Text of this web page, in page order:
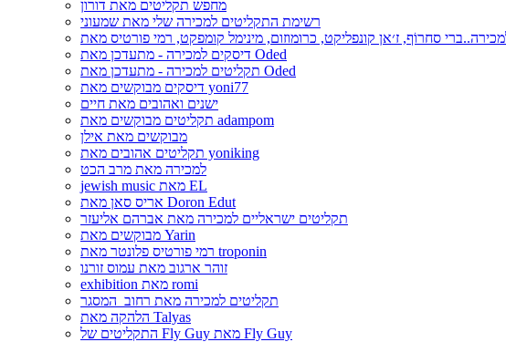
מחפש תקליטים מאת דורון
רשימת התקליטים למכירה שלי מאת שמעוני
דיסקים למכירה - מתעדכן מאת Oded
תקליטים למכירה - מתעדכן מאת Oded
דיסקים מבוקשים מאת yoni77
ישנים ואהובים מאת חיים
תקליטים מבוקשים מאת adampom
מבוקשים מאת אילן
תקליטים אהובים מאת yoniking
למכירה מאת מרב הכט
jewish music מאת EL
אריס סאן מאת Doron Edut
תקליטים ישראליים למכירה מאת אברהם אליעזר
מבוקשים מאת Yarin
רמי פורטיס פלונטר מאת troponin
זוהר ארגוב מאת עמוס זורנו
exhibition מאת romi
תקליטים למכירה מאת רחוב_המסגר
הלהקה מאת Talyas
התקליטים של Fly Guy מאת Fly Guy